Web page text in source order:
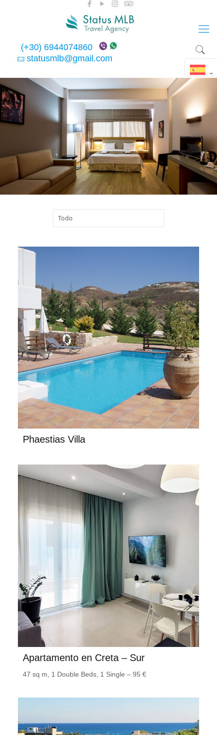
(+30) 6944074860
statusmlb@gmail.com
Phaestias Villa
Phaestias Villa
Apartamento en Creta – Sur
Apartamento en Creta – Sur
47 sq m, 1 Double Beds, 1 Single – 95 €